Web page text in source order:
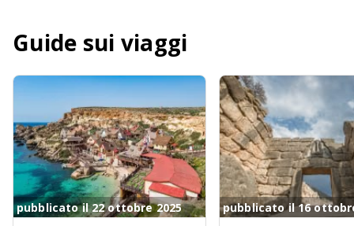
Guide sui viaggi
pubblicato il 22 ottobre 2025 pubblicato il 16